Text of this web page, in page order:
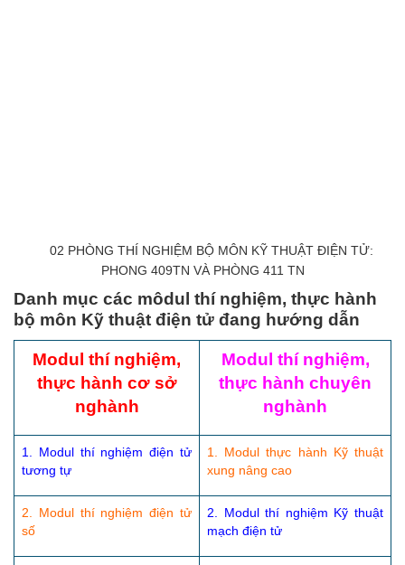
02 PHÒNG THÍ NGHIỆM BỘ MÔN KỸ THUẬT ĐIỆN TỬ:
PHONG 409TN VÀ PHÒNG 411 TN
Danh mục các môdul thí nghiệm, thực hành
bộ môn Kỹ thuật điện tử đang hướng dẫn
Modul thí nghiệm,
thực hành cơ sở
nghành
Modul thí nghiệm,
thực hành chuyên
nghành
1. Modul thí nghiệm điện tử
tương tự
1. Modul thực hành Kỹ thuật
xung nâng cao
2. Modul thí nghiệm điện tử
số
2. Modul thí nghiệm Kỹ thuật
mạch điện tử